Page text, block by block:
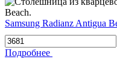
Samsung Radianz Antigua
Подробнее